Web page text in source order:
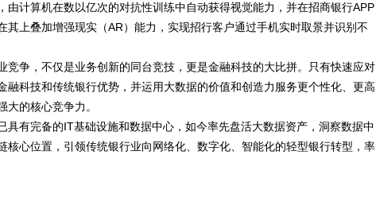
由计算机在数以亿次的对抗性训练中自动获得视觉能力，并在招商银行APP
其上叠加增强现实（AR）能力，实现招行客户通过手机实时取景并识别不
竞争，不仅是业务创新的同台竞技，更是金融科技的大比拼。只有快速应对
融科技和传统银行优势，并运用大数据的价值和创造力服务更个性化、更高
大的核心竞争力。
具有完备的IT基础设施和数据中心，如今率先盘活大数据资产，洞察数据中
核心位置，引领传统银行业向网络化、数字化、智能化的轻型银行转型，率